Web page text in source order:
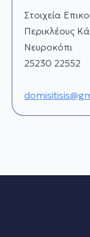
Στοιχεία
Περικλέους
Νευροκόπι
25230 22552